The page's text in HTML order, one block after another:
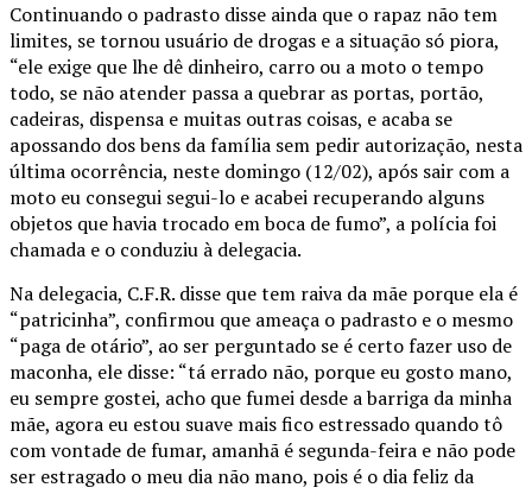
Continuando o padrasto disse ainda que o rapaz não tem
limites, se tornou usuário de drogas e a situação só piora,
“ele exige que lhe dê dinheiro, carro ou a moto o tempo
todo, se não atender passa a quebrar as portas, portão,
cadeiras, dispensa e muitas outras coisas, e acaba se
apossando dos bens da família sem pedir autorização, nesta
última ocorrência, neste domingo (12/02), após sair com a
moto eu consegui segui-lo e acabei recuperando alguns
objetos que havia trocado em boca de fumo”, a polícia foi
chamada e o conduziu à delegacia.
Na delegacia, C.F.R. disse que tem raiva da mãe porque ela é
“patricinha”, confirmou que ameaça o padrasto e o mesmo
“paga de otário”, ao ser perguntado se é certo fazer uso de
maconha, ele disse: “tá errado não, porque eu gosto mano,
eu sempre gostei, acho que fumei desde a barriga da minha
mãe, agora eu estou suave mais fico estressado quando tô
com vontade de fumar, amanhã é segunda-feira e não pode
ser estragado o meu dia não mano, pois é o dia feliz da